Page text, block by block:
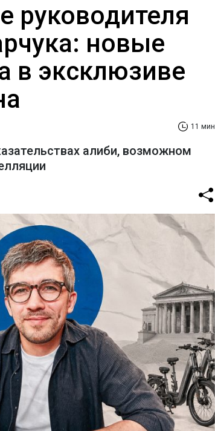
руководителя
новые
в эксклюзиве
11 мин
алиби, возможном